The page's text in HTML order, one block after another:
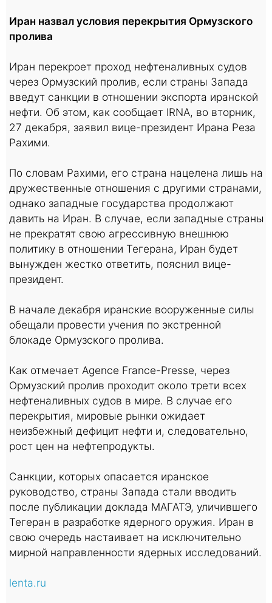
Иран назвал условия перекрытия Ормузского
пролива
Иран перекроет проход нефтеналивных судов
через Ормузский пролив, если страны Запада
введут санкции в отношении экспорта иранской
нефти. Об этом, как сообщает IRNA, во вторник,
27 декабря, заявил вице-президент Ирана Реза
Рахими.
По словам Рахими, его страна нацелена лишь на
дружественные отношения с другими странами,
однако западные государства продолжают
давить на Иран. В случае, если западные страны
не прекратят свою агрессивную внешнюю
политику в отношении Тегерана, Иран будет
вынужден жестко ответить, пояснил вице-
президент.
В начале декабря иранские вооруженные силы
обещали провести учения по экстренной
блокаде Ормузского пролива.
Как отмечает Agence France-Presse, через
Ормузский пролив проходит около трети всех
нефтеналивных судов в мире. В случае его
перекрытия, мировые рынки ожидает
неизбежный дефицит нефти и, следовательно,
рост цен на нефтепродукты.
Санкции, которых опасается иранское
руководство, страны Запада стали вводить
после публикации доклада МАГАТЭ, уличившего
Тегеран в разработке ядерного оружия. Иран в
свою очередь настаивает на исключительно
мирной направленности ядерных исследований.
lenta.ru